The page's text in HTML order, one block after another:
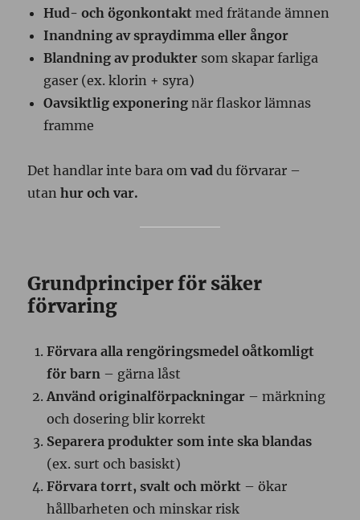
Hud- och ögonkontakt med frätande ämnen
Inandning av spraydimma eller ångor
Blandning av produkter som skapar farliga
gaser (ex. klorin + syra)
Oavsiktlig exponering när flaskor lämnas
framme
Det handlar inte bara omvad du förvarar –
utanhur och var.
Grundprinciper för säker
förvaring
Förvara alla rengöringsmedel oåtkomligt
för barn – gärna låst
Använd originalförpackningar – märkning
och dosering blir korrekt
Separera produkter som inte ska blandas
(ex. surt och basiskt)
Förvara torrt, svalt och mörkt – ökar
hållbarheten och minskar risk